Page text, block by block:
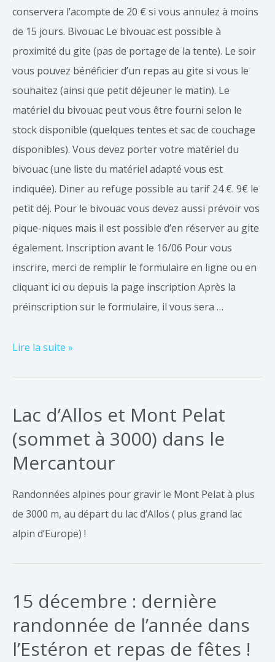
conservera l’acompte de 20 € si vous annulez à moins
de 15 jours. Bivouac Le bivouac est possible à
proximité du gite (pas de portage de la tente). Le soir
vous pouvez bénéficier d’un repas au gite si vous le
souhaitez (ainsi que petit déjeuner le matin). Le
matériel du bivouac peut vous être fourni selon le
stock disponible (quelques tentes et sac de couchage
disponibles). Vous devez porter votre matériel du
bivouac (une liste du matériel adapté vous est
indiquée). Diner au refuge possible au tarif 24 €. 9€ le
petit déj. Pour le bivouac vous devez aussi prévoir vos
pique-niques mais il est possible d’en réserver au gite
également. Inscription avant le 16/06 Pour vous
inscrire, merci de remplir le formulaire en ligne ou en
cliquant ici ou depuis la page inscription Après la
préinscription sur le formulaire, il vous sera …
Lire la suite »
Lac d’Allos et Mont Pelat
(sommet à 3000) dans le
Mercantour
Randonnées alpines pour gravir le Mont Pelat à plus
de 3000 m, au départ du lac d’Allos ( plus grand lac
alpin d’Europe) !
15 décembre : dernière
randonnée de l’année dans
l’Estéron et repas de fêtes !